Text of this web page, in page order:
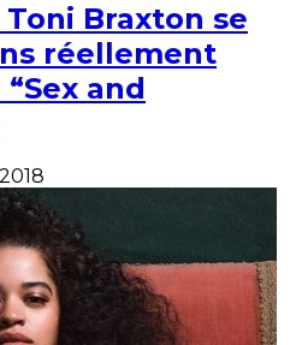
Braxton se
réellement
and